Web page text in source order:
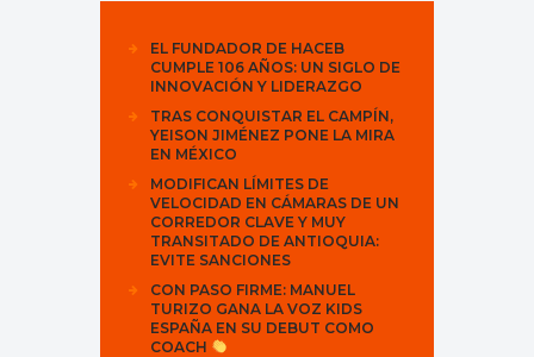
EL FUNDADOR DE HACEB
CUMPLE 106 AÑOS: UN SIGLO DE
INNOVACIÓN Y LIDERAZGO
TRAS CONQUISTAR EL CAMPÍN,
YEISON JIMÉNEZ PONE LA MIRA
EN MÉXICO
MODIFICAN LÍMITES DE
VELOCIDAD EN CÁMARAS DE UN
CORREDOR CLAVE Y MUY
TRANSITADO DE ANTIOQUIA:
EVITE SANCIONES
CON PASO FIRME: MANUEL
TURIZO GANA LA VOZ KIDS
ESPAÑA EN SU DEBUT COMO
COACH